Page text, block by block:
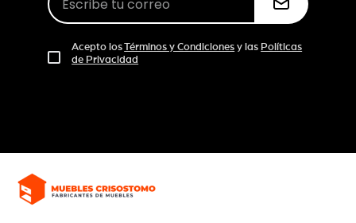
Acepto los Términos y Condiciones y las Políticas
de Privacidad